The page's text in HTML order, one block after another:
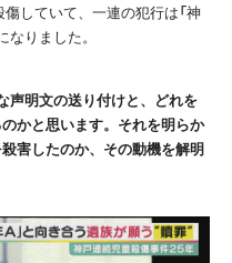
傷していて、一連の犯行は「神
りました。
声明文の送り付けと、どれを
かと思います。それを明らか
害したのか、その動機を解明